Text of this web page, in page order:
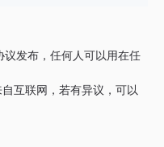
议发布，任何人可以用在任
互联网，若有异议，可以